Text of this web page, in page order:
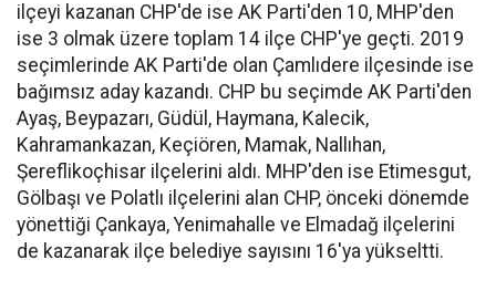
ilçeyi kazanan CHP'de ise AK Parti'den 10, MHP'den
ise 3 olmak üzere toplam 14 ilçe CHP'ye geçti. 2019
seçimlerinde AK Parti'de olan Çamlıdere ilçesinde ise
bağımsız aday kazandı. CHP bu seçimde AK Parti'den
Ayaş, Beypazarı, Güdül, Haymana, Kalecik,
Kahramankazan, Keçiören, Mamak, Nallıhan,
Şereflikoçhisar ilçelerini aldı. MHP'den ise Etimesgut,
Gölbaşı ve Polatlı ilçelerini alan CHP, önceki dönemde
yönettiği Çankaya, Yenimahalle ve Elmadağ ilçelerini
de kazanarak ilçe belediye sayısını 16'ya yükseltti.